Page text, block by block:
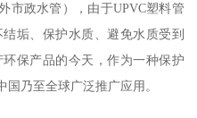
市政水管），由于UPVC塑料管
垢、保护水质、避免水质受到
保产品的今天，作为一种保护
国乃至全球广泛推广应用。